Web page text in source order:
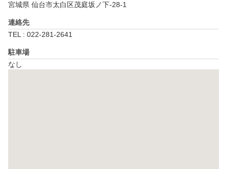
宮城県 仙台市太白区茂庭坂ノ下-28-1
連絡先
TEL : 022-281-2641
駐車場
なし